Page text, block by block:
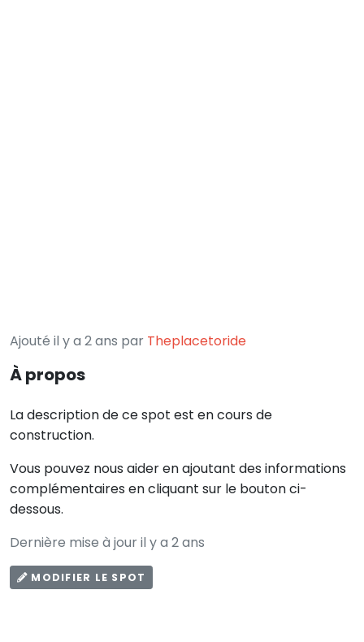
Ajouté il y a 2 ans par Theplacetoride
À propos
La description de ce spot est en cours de
construction.
Vous pouvez nous aider en ajoutant des informations
complémentaires en cliquant sur le bouton ci-
dessous.
Dernière mise à jour il y a 2 ans
MODIFIER LE SPOT